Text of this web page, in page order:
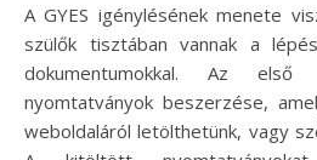
A GYES igénylésének menete
szülők tisztában vannak a
dokumentumokkal. Az
nyomtatványok beszerzése,
weboldaláról letölthetünk, vagy